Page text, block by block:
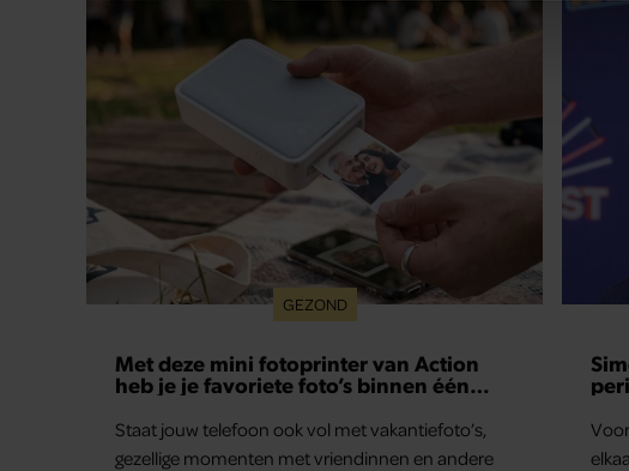
We gebruiken cookies om content en
websiteverkeer te analyseren. Ook
media, adverteren en analyse. Deze
verstrekt of die ze hebben verzameld
onze website blijft gebruiken.
GEZOND
Met deze mini fotoprinter van Action
heb je je favoriete foto’s binnen één
Staat jouw telefoon ook vol met vakantiefoto’s,
gezellige momenten met vriendinnen en andere